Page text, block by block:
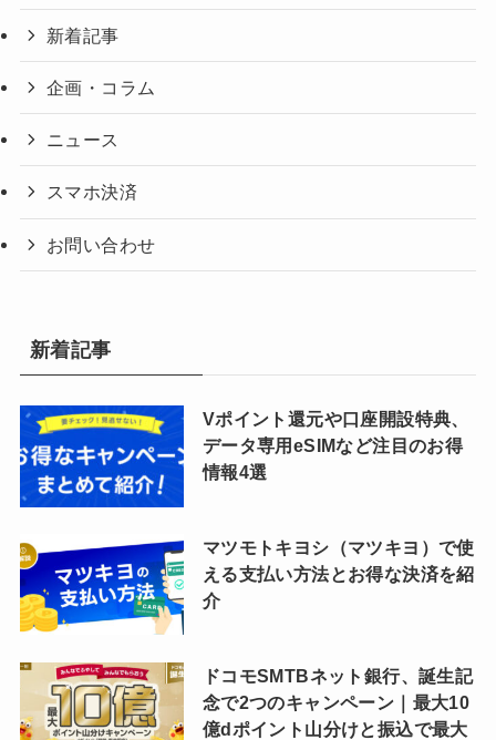
新着記事
企画・コラム
ニュース
スマホ決済
お問い合わせ
新着記事
Vポイント還元や口座開設特典、
データ専用eSIMなど注目のお得
情報4選
マツモトキヨシ（マツキヨ）で使
える支払い方法とお得な決済を紹
介
ドコモSMTBネット銀行、誕生記
念で2つのキャンペーン｜最大10
億dポイント山分けと振込で最大